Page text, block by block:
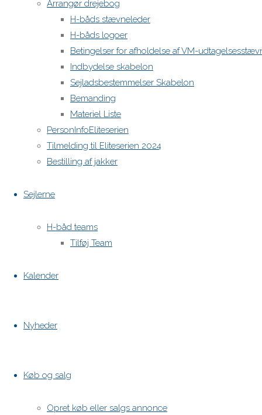
Arrangør drejebog
H-båds stævneleder
H-båds logoer
Betingelser for afholdelse af VM-
Indbydelse skabelon
Sejladsbestemmelser Skabelon
Bemanding
Materiel Liste
PersonInfoEliteserien
Tilmelding til Eliteserien 2024
Bestilling af jakker
Sejlerne
H-båd teams
Tilføj Team
Kalender
Nyheder
Køb og salg
Opret køb eller salgs annonce